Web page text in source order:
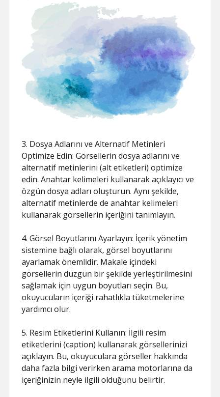
3. Dosya Adlarını ve Alternatif Metinleri
Optimize Edin: Görsellerin dosya adlarını ve
alternatif metinlerini (alt etiketleri) optimize
edin. Anahtar kelimeleri kullanarak açıklayıcı ve
özgün dosya adları oluşturun. Aynı şekilde,
alternatif metinlerde de anahtar kelimeleri
kullanarak görsellerin içeriğini tanımlayın.
4. Görsel Boyutlarını Ayarlayın: İçerik yönetim
sistemine bağlı olarak, görsel boyutlarını
ayarlamak önemlidir. Makale içindeki
görsellerin düzgün bir şekilde yerleştirilmesini
sağlamak için uygun boyutları seçin. Bu,
okuyucuların içeriği rahatlıkla tüketmelerine
yardımcı olur.
5. Resim Etiketlerini Kullanın: İlgili resim
etiketlerini (caption) kullanarak görsellerinizi
açıklayın. Bu, okuyuculara görseller hakkında
daha fazla bilgi verirken arama motorlarına da
içeriğinizin neyle ilgili olduğunu belirtir.